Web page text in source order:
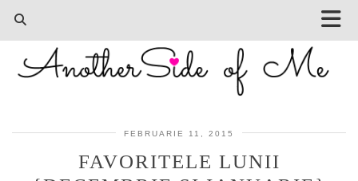
FEBRUARIE 11, 2015
FAVORITELE LUNII